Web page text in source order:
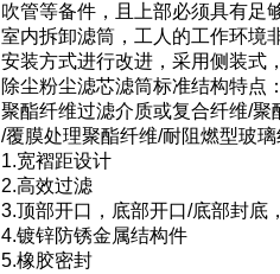
吹管等备件，且上部必须具有足
室内拆卸滤筒，工人的工作环境
安装方式进行改进，采用侧装式
除尘粉尘滤芯滤筒标准结构特点
聚酯纤维过滤介质或复合纤维/聚
/覆膜处理聚酯纤维/耐阻燃型玻
1.宽褶距设计
2.高效过滤
3.顶部开口，底部开口/底部封底
4.镀锌防锈金属结构件
5.橡胶密封